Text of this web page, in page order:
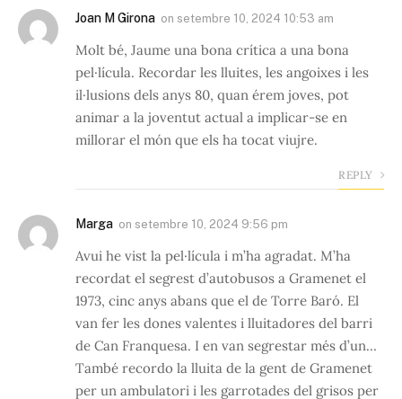
Joan M Girona on setembre 10, 2024 10:53 am
Molt bé, Jaume una bona crítica a una bona
pel·lícula. Recordar les lluites, les angoixes i les
il·lusions dels anys 80, quan érem joves, pot
animar a la joventut actual a implicar-se en
millorar el món que els ha tocat viujre.
REPLY
Marga on setembre 10, 2024 9:56 pm
Avui he vist la pel·lícula i m’ha agradat. M’ha
recordat el segrest d’autobusos a Gramenet el
1973, cinc anys abans que el de Torre Baró. El
van fer les dones valentes i lluitadores del barri
de Can Franquesa. I en van segrestar més d’un…
També recordo la lluita de la gent de Gramenet
per un ambulatori i les garrotades del grisos per